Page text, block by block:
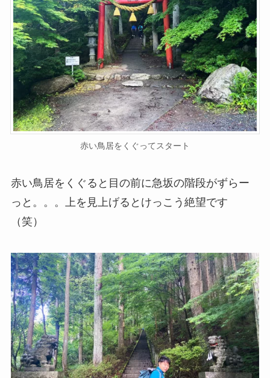
赤い鳥居をくぐってスタート
赤い鳥居をくぐると目の前に急坂の階段がずらー
っと。。。上を見上げるとけっこう絶望です
（笑）